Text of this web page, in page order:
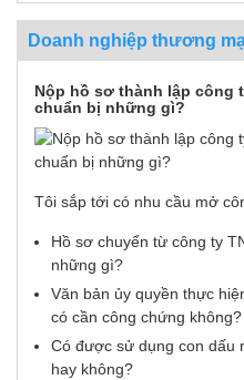
Doanh nghiệp thương
Nộp hồ sơ thành lập công
chuẩn bị những gì?
Tôi sắp tới có nhu cầu mở
Hồ sơ chuyển từ công ty
những gì?
Văn bản ủy quyền thực
có cần công chứng không?
Có được sử dụng con dấu
hay không?